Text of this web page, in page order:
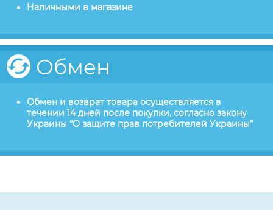
Наличными в магазине
Обмен
Обмен и возврат товара осуществляется в
течении 14 дней после покупки, согласно закону
Украины “О защите прав потребителей Украины”